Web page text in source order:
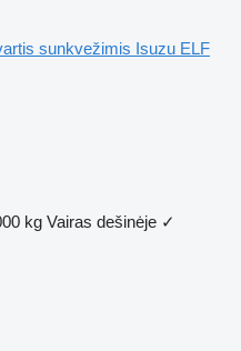
sunkvežimis Isuzu ELF
kg Vairas dešinėje ✓